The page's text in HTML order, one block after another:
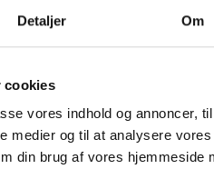
Detaljer Om
cookies
vores indhold og annoncer,
medier og til at analysere
din brug af vores hjemmeside
Lunden, men om
fortsat skal være dansk.
for samarbejde i Norden,
kun kan ske på et